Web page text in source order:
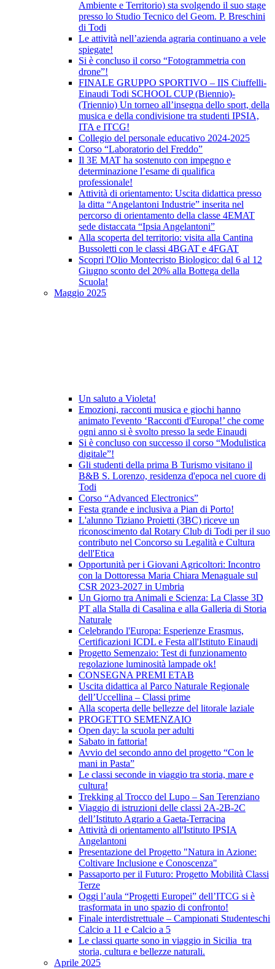
Ambiente e Territorio) sta svolgendo il suo stage
presso lo Studio Tecnico del Geom. P. Breschini
di Todi
Le attività nell’azienda agraria continuano a vele
spiegate!
Si è concluso il corso “Fotogrammetria con
drone”!
FINALE GRUPPO SPORTIVO – IIS Ciuffelli-
Einaudi Todi SCHOOL CUP (Biennio)-
(Triennio) Un torneo all’insegna dello sport, della
musica e della condivisione tra studenti IPSIA,
ITA e ITCG!
Collegio del personale educativo 2024-2025
Corso “Laboratorio del Freddo”
Il 3E MAT ha sostenuto con impegno e
determinazione l’esame di qualifica
professionale!
Attività di orientamento: Uscita didattica presso
la ditta “Angelantoni Industrie” inserita nel
percorso di orientamento della classe 4EMAT
sede distaccata “Ipsia Angelantoni”
Alla scoperta del territorio: visita alla Cantina
Bussoletti con le classi 4BGAT e 4FGAT
Scopri l'Olio Montecristo Biologico: dal 6 al 12
Giugno sconto del 20% alla Bottega della
Scuola!
Maggio 2025
Un saluto a Violeta!
Emozioni, racconti musica e giochi hanno
animato l'evento ‘Racconti d'Europa!’ che come
ogni anno si è svolto presso la sede Einaudi
Si è concluso con successo il corso “Modulistica
digitale”!
Gli studenti della prima B Turismo visitano il
B&B S. Lorenzo, residenza d'epoca nel cuore di
Todi
Corso “Advanced Electronics”
Festa grande e inclusiva a Pian di Porto!
L'alunno Tiziano Proietti (3BC) riceve un
riconoscimento dal Rotary Club di Todi per il suo
contributo nel Concorso su Legalità e Cultura
dell'Etica
Opportunità per i Giovani Agricoltori: Incontro
con la Dottoressa Maria Chiara Menaguale sul
CSR 2023-2027 in Umbria
Un Giorno tra Animali e Scienza: La Classe 3D
PT alla Stalla di Casalina e alla Galleria di Storia
Naturale
Celebrando l'Europa: Esperienze Erasmus,
Certificazioni ICDL e Festa all'Istituto Einaudi
Progetto Semenzaio: Test di funzionamento
regolazione luminosità lampade ok!
CONSEGNA PREMI ETAB
Uscita didattica al Parco Naturale Regionale
dell’Uccellina – Classi prime
Alla scoperta delle bellezze del litorale laziale
PROGETTO SEMENZAIO
Open day: la scuola per adulti
Sabato in fattoria!
Avvio del secondo anno del progetto “Con le
mani in Pasta”
Le classi seconde in viaggio tra storia, mare e
cultura!
Trekking al Trocco del Lupo – San Terenziano
Viaggio di istruzioni delle classi 2A-2B-2C
dell’Istituto Agrario a Gaeta-Terracina
Attività di orientamento all'Istituto IPSIA
Angelantoni
Presentazione del Progetto "Natura in Azione:
Coltivare Inclusione e Conoscenza"
Passaporto per il Futuro: Progetto Mobilità Classi
Terze
Oggi l’aula “Progetti Europei” dell’ITCG si è
trasformata in uno spazio di confronto!
Finale interdistrettuale – Campionati Studenteschi
Calcio a 11 e Calcio a 5
Le classi quarte sono in viaggio in Sicilia tra
storia, cultura e bellezze naturali.
Aprile 2025